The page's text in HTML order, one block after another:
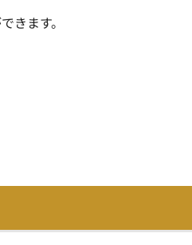
きます。